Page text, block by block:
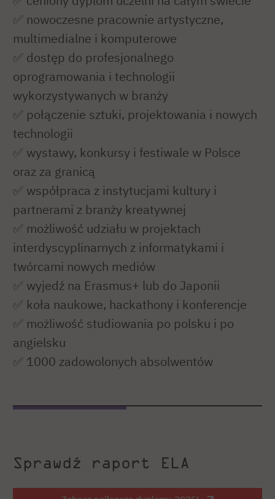
✅ nowoczesne pracownie artystyczne,
multimedialne i komputerowe
✅ dostęp do profesjonalnego
oprogramowania i technologii
wykorzystywanych w branży
✅ połączenie sztuki, projektowania i nowych
technologii
✅ wystawy, konkursy i festiwale w Polsce
oraz za granicą
✅ współpraca z instytucjami kultury i
partnerami z branży kreatywnej
✅ możliwość udziału w projektach
interdyscyplinarnych z informatykami i
twórcami nowych mediów
✅ wyjedź na Erasmus+ lub do Japonii
✅ koła naukowe, hackathony i konferencje
✅ możliwość studiowania po polsku i po
angielsku
✅ 1000 zadowolonych absolwentów
Sprawdź raport ELA